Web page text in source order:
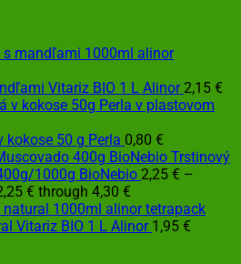
Vitariz BIO 1 L Alinor 2,15 €
kokose 50 g Perla 0,80 €
Trstinový
1000g BioNebio 2,25 € –
€ through 4,30 €
Vitariz BIO 1 L Alinor 1,95 €